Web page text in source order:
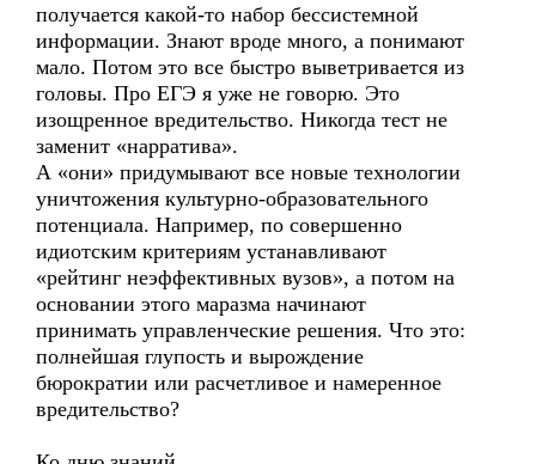
получается какой-то набор бессистемной
информации. Знают вроде много, а понимают
мало. Потом это все быстро выветривается из
головы. Про ЕГЭ я уже не говорю. Это
изощренное вредительство. Никогда тест не
заменит «нарратива».
А «они» придумывают все новые технологии
уничтожения культурно-образовательного
потенциала. Например, по совершенно
идиотским критериям устанавливают
«рейтинг неэффективных вузов», а потом на
основании этого маразма начинают
принимать управленческие решения. Что это:
полнейшая глупость и вырождение
бюрократии или расчетливое и намеренное
вредительство?